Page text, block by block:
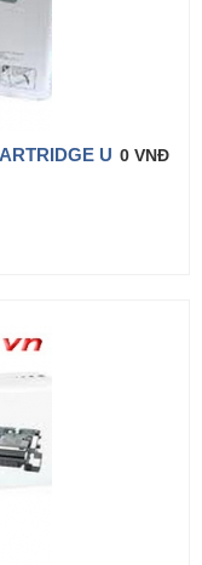
U 0 VNĐ